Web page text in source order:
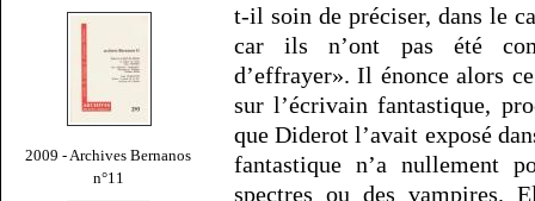
2009 - Archives Bernanos
n°11
t-il soin de préciser, dans le
car ils n’ont pas été
d’effrayer». Il énonce alors
sur l’écrivain fantastique,
que Diderot l’avait exposé
fantastique n’a nullement
spectres ou des vampires.